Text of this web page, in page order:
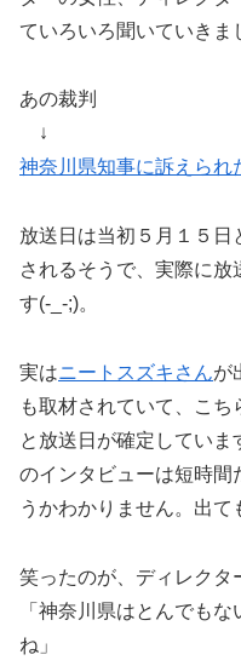
ていろいろ聞いていきま
あの裁判
↓
神奈川県知事に訴えられ
放送日は当初５月１５日
されるそうで、実際に
す(-_-;)。
実はニートスズキさんが
も取材されていて、こ
と放送日が確定していま
のインタビューは短時間
うかわかりません。出て
笑ったのが、ディレクタ
「神奈川県はとんでも
ね」